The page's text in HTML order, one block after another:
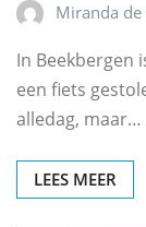
Miranda de
In Beekbergen
een fiets
alledag, maar…
LEES MEER